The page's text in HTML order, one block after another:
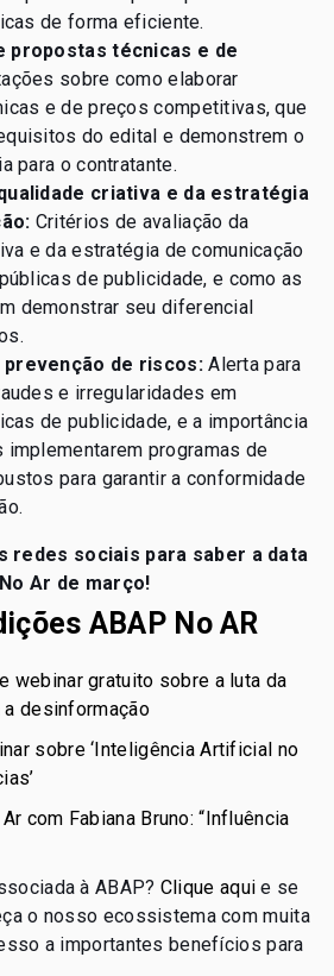
de forma eficiente.
propostas técnicas e de
sobre como elaborar
e de preços competitivas, que
do edital e demonstrem o
para o contratante.
criativa e da estratégia
Critérios de avaliação da
e da estratégia de comunicação
de publicidade, e como as
demonstrar seu diferencial
prevenção de riscos:Alerta para
e irregularidades em
de publicidade, e a importância
implementarem programas de
para garantir a conformidade
redes sociais para saber a data
Ar de março!
ABAP No AR
webinar gratuito sobre a luta da
desinformação
sobre ‘Inteligência Artificial no
com Fabiana Bruno: “Influência
à ABAP? Clique aqui e se
o nosso ecossistema com muita
a importantes benefícios para